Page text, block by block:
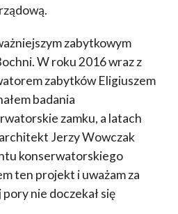
zabytkowym
W roku 2016 wraz z
zabytków Eligiuszem
badania
zamku, a latach
Jerzy Wowczak
konserwatorskiego
ten projekt i uważam za
nie doczekał się